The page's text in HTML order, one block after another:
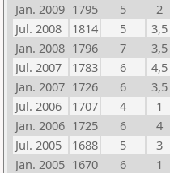
Jan. 2009 1795 5
2
Jul. 2008
1814 5
3,5
Jan. 2008 1796 7
3,5
Jul. 2007
1783 6
4,5
Jan. 2007 1726 6
3,5
Jul. 2006
1707 4
1
Jan. 2006 1725 6
4
Jul. 2005
1688 5
3
Jan. 2005 1670 6
1